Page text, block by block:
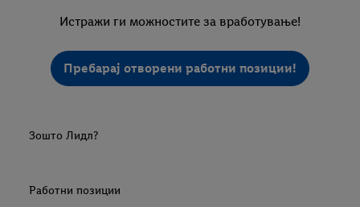
Истражи ги можностите за вработување!
Пребарај отворени работни позиции!
Зошто Лидл?
Работни позиции